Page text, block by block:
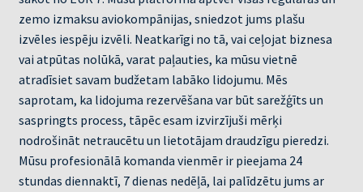
zemo izmaksu aviokompānijas, sniedzot jums plašu
izvēles iespēju izvēli. Neatkarīgi no tā, vai ceļojat biznesa
vai atpūtas nolūkā, varat paļauties, ka mūsu vietnē
atradīsiet savam budžetam labāko lidojumu. Mēs
saprotam, ka lidojuma rezervēšana var būt sarežģīts un
saspringts process, tāpēc esam izvirzījuši mērķi
nodrošināt netraucētu un lietotājam draudzīgu pieredzi.
Mūsu profesionālā komanda vienmēr ir pieejama 24
stundas diennaktī, 7 dienas nedēļā, lai palīdzētu jums ar